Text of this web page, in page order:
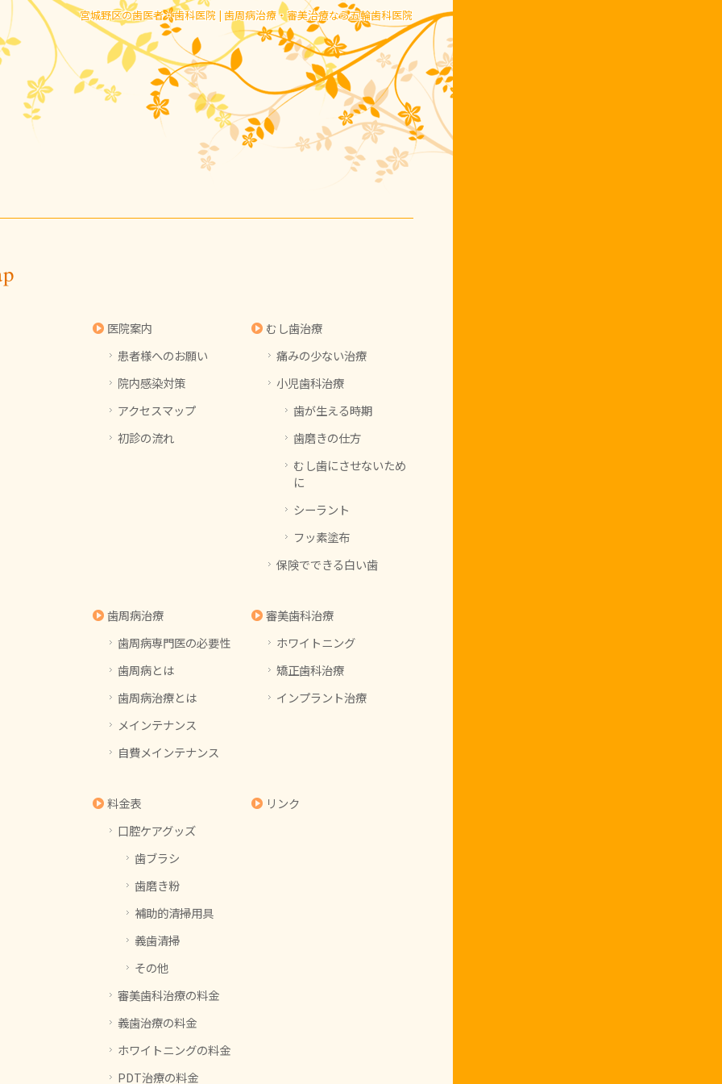
宮城野区の歯医者・歯科医院 | 歯周病治療・審美治療なら五輪歯科医院
医院案内
患者様へのお願い
院内感染対策
アクセスマップ
初診の流れ
むし歯治療
痛みの少ない治療
小児歯科治療
歯が生える時期
歯磨きの仕方
むし歯にさせないため
に
シーラント
フッ素塗布
保険でできる白い歯
歯周病治療
歯周病専門医の必要性
歯周病とは
歯周病治療とは
メインテナンス
自費メインテナンス
審美歯科治療
ホワイトニング
矯正歯科治療
インプラント治療
料金表
口腔ケアグッズ
歯ブラシ
歯磨き粉
補助的清掃用具
義歯清掃
その他
審美歯科治療の料金
義歯治療の料金
ホワイトニングの料金
PDT治療の料金
リンク